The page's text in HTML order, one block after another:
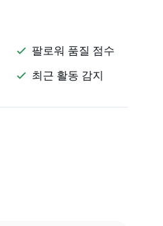
 팔로워 품질 점수
 최근 활동 감지